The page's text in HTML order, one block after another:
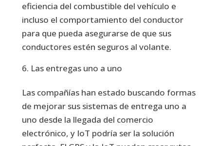
eficiencia del combustible del vehículo e
incluso el comportamiento del conductor
para que pueda asegurarse de que sus
conductores estén seguros al volante.
Las entregas uno a uno
Las compañías han estado buscando formas
de mejorar sus sistemas de entrega uno a
uno desde la llegada del comercio
electrónico, y IoT podría ser la solución